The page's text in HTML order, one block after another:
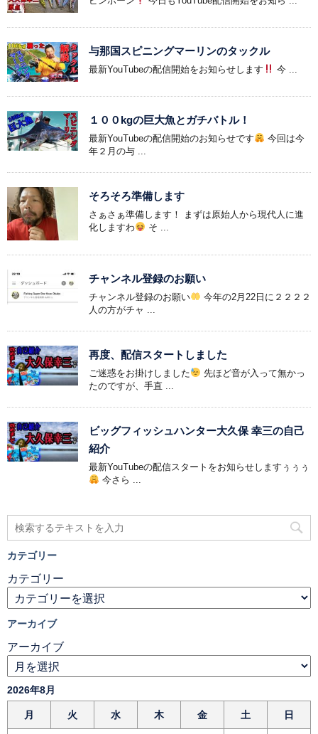
与那国スピニングマーリンのタックル
最新YouTubeの配信開始をお知らせします 今 ...
１００kgの巨大魚とガチバトル！
最新YouTubeの配信開始のお知らせです
今回は今
年２月の与 ...
そろそろ準備します
さぁさぁ準備します！ まずは原始人から現代人に進
化しますわ
そ ...
チャンネル登録のお願い
チャンネル登録のお願い
今年の2月22日に２２２２
人の方がチャ ...
再度、配信スタートしました
ご迷惑をお掛けしました
先ほど音が入って無かっ
たのですが、手直 ...
ビッグフィッシュハンター大久保 幸三の自己
紹介
最新YouTubeの配信スタートをお知らせしますぅぅぅ
今さら ...
カテゴリー
カテゴリー
アーカイブ
アーカイブ
2026年8月
月 火 水 木 金 土 日